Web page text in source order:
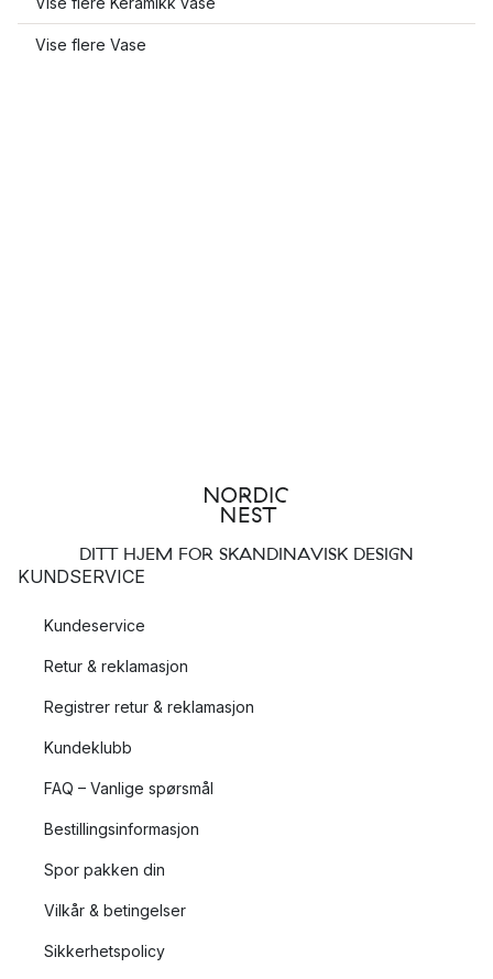
Vise flere Vase
DITT HJEM FOR SKANDINAVISK DESIGN
KUNDSERVICE
Kundeservice
Retur & reklamasjon
Registrer retur & reklamasjon
Kundeklubb
FAQ – Vanlige spørsmål
Bestillingsinformasjon
Spor pakken din
Vilkår & betingelser
Sikkerhetspolicy